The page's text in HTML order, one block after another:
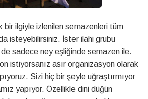
bir ilgiyle izlenilen semazenleri tüm
isteyebilirsiniz. İster ilahi grubu
sadece ney eşliğinde semazen ile.
istiyorsanız asır organizasyon olarak
Sizi hiç bir şeyle uğraştırmıyor
yapıyor. Özellikle dini düğün